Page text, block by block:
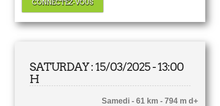
CONNECTEZ-VOUS
SATURDAY : 15/03/2025 - 13:00
H
Samedi - 61 km - 794 m d+